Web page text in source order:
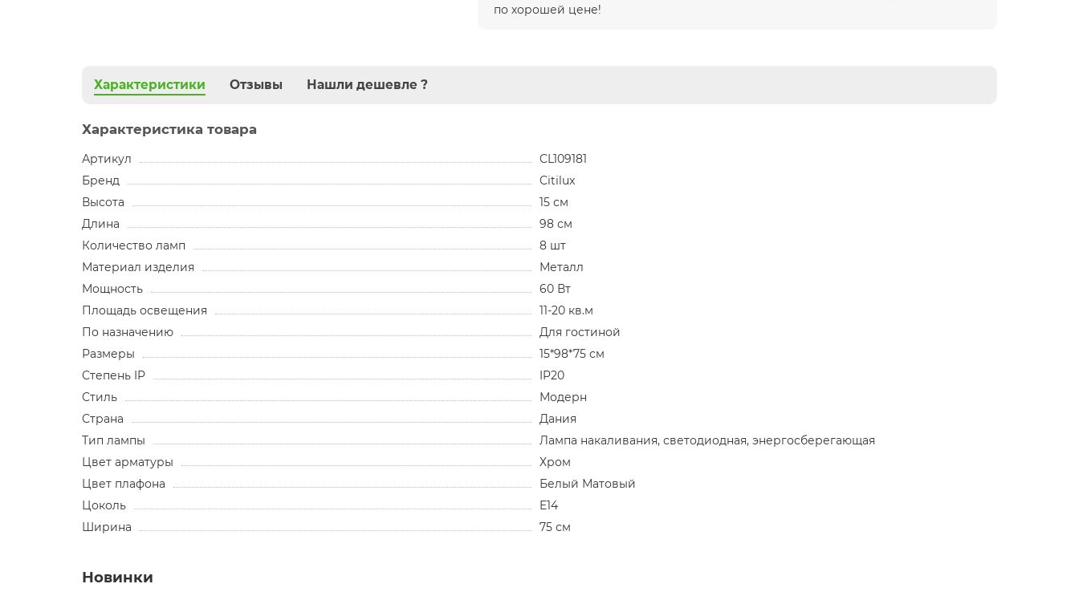
по хорошей цене!
Характеристики Отзывы Нашли дешевле ?
Характеристика товара
Артикул
CL109181
Бренд
Citilux
Высота
15 см
Длина
98 см
Количество ламп
8 шт
Материал изделия
Металл
Мощность
60 Вт
Площадь освещения
11-20 кв.м
По назначению
Для гостиной
Размеры
15*98*75 см
Степень IP
IP20
Стиль
Модерн
Страна
Дания
Тип лампы
Лампа накаливания, светодиодная, энергосберегающая
Цвет арматуры
Хром
Цвет плафона
Белый Матовый
Цоколь
E14
Ширина
75 см
Новинки